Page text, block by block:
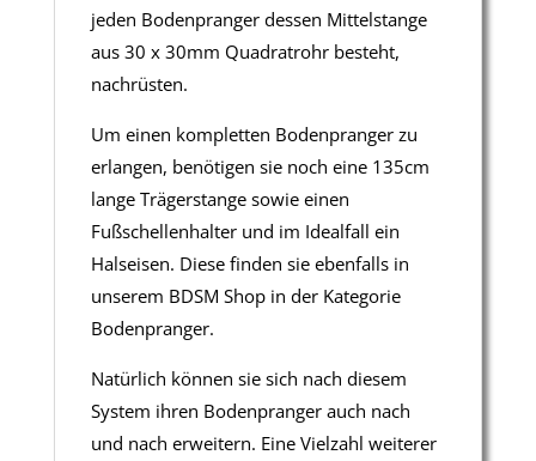
jeden Bodenpranger dessen Mittelstange
aus 30 x 30mm Quadratrohr besteht,
nachrüsten.
Um einen kompletten Bodenpranger zu
erlangen, benötigen sie noch eine 135cm
lange Trägerstange sowie einen
Fußschellenhalter und im Idealfall ein
Halseisen. Diese finden sie ebenfalls in
unserem BDSM Shop in der Kategorie
Bodenpranger.
Natürlich können sie sich nach diesem
System ihren Bodenpranger auch nach
und nach erweitern. Eine Vielzahl weiterer